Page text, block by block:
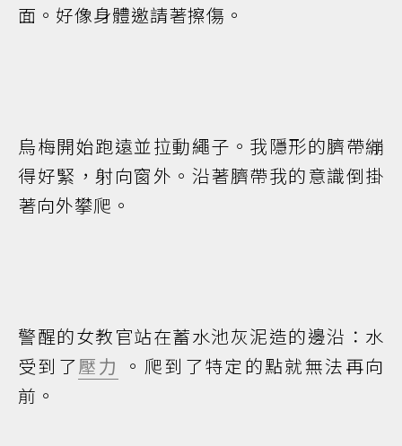
面。好像身體邀請著擦傷。
烏梅開始跑遠並拉動繩子。我隱形的臍帶繃
得好緊，射向窗外。沿著臍帶我的意識倒掛
著向外攀爬。
警醒的女教官站在蓄水池灰泥造的邊沿：水
受到了壓力 。爬到了特定的點就無法再向
前。